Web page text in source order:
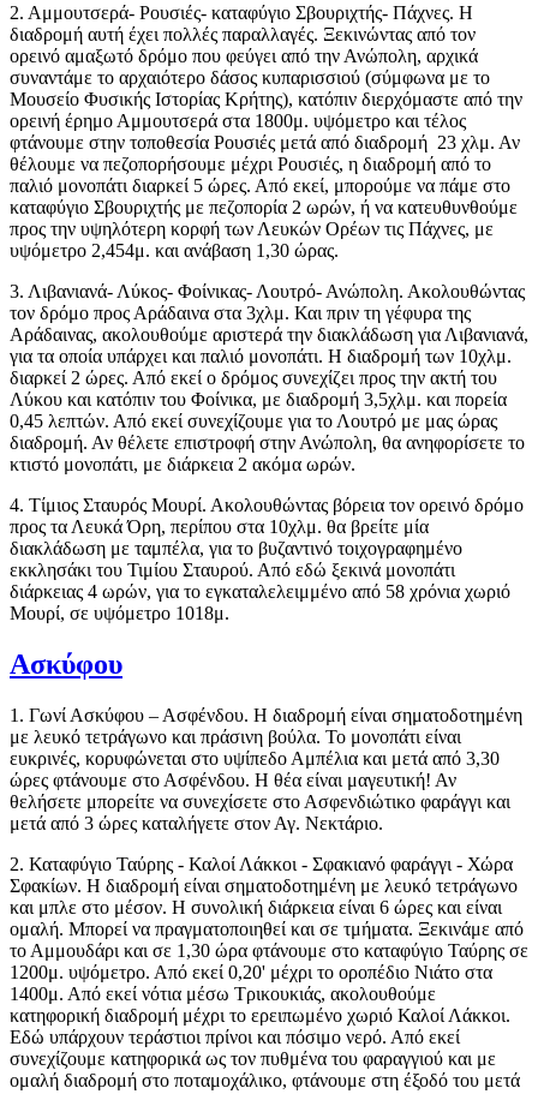
2. Αμμουτσερά- Ρουσιές- καταφύγιο Σβουριχτής- Πάχνες. Η
διαδρομή αυτή έχει πολλές παραλλαγές. Ξεκινώντας από τον
ορεινό αμαξωτό δρόμο που φεύγει από την Ανώπολη, αρχικά
συναντάμε το αρχαιότερο δάσος κυπαρισσιού (σύμφωνα με το
Μουσείο Φυσικής Ιστορίας Κρήτης), κατόπιν διερχόμαστε από την
ορεινή έρημο Αμμουτσερά στα 1800μ. υψόμετρο και τέλος
φτάνουμε στην τοποθεσία Ρουσιές μετά από διαδρομή 23 χλμ. Αν
θέλουμε να πεζοπορήσουμε μέχρι Ρουσιές, η διαδρομή από το
παλιό μονοπάτι διαρκεί 5 ώρες. Από εκεί, μπορούμε να πάμε στο
καταφύγιο Σβουριχτής με πεζοπορία 2 ωρών, ή να κατευθυνθούμε
προς την υψηλότερη κορφή των Λευκών Ορέων τις Πάχνες, με
υψόμετρο 2,454μ. και ανάβαση 1,30 ώρας.
3. Λιβανιανά- Λύκος- Φοίνικας- Λουτρό- Ανώπολη. Ακολουθώντας
τον δρόμο προς Αράδαινα στα 3χλμ. Και πριν τη γέφυρα της
Αράδαινας, ακολουθούμε αριστερά την διακλάδωση για Λιβανιανά,
για τα οποία υπάρχει και παλιό μονοπάτι. Η διαδρομή των 10χλμ.
διαρκεί 2 ώρες. Από εκεί ο δρόμος συνεχίζει προς την ακτή του
Λύκου και κατόπιν του Φοίνικα, με διαδρομή 3,5χλμ. και πορεία
0,45 λεπτών. Από εκεί συνεχίζουμε για το Λουτρό με μας ώρας
διαδρομή. Αν θέλετε επιστροφή στην Ανώπολη, θα ανηφορίσετε το
κτιστό μονοπάτι, με διάρκεια 2 ακόμα ωρών.
4. Τίμιος Σταυρός Μουρί. Ακολουθώντας βόρεια τον ορεινό δρόμο
προς τα Λευκά Όρη, περίπου στα 10χλμ. θα βρείτε μία
διακλάδωση με ταμπέλα, για το βυζαντινό τοιχογραφημένο
εκκλησάκι του Τιμίου Σταυρού. Από εδώ ξεκινά μονοπάτι
διάρκειας 4 ωρών, για το εγκαταλελειμμένο από 58 χρόνια χωριό
Μουρί, σε υψόμετρο 1018μ.
Ασκύφου
1. Γωνί Ασκύφου – Ασφένδου. Η διαδρομή είναι σηματοδοτημένη
με λευκό τετράγωνο και πράσινη βούλα. Το μονοπάτι είναι
ευκρινές, κορυφώνεται στο υψίπεδο Αμπέλια και μετά από 3,30
ώρες φτάνουμε στο Ασφένδου. Η θέα είναι μαγευτική! Αν
θελήσετε μπορείτε να συνεχίσετε στο Ασφενδιώτικο φαράγγι και
μετά από 3 ώρες καταλήγετε στον Αγ. Νεκτάριο.
2. Καταφύγιο Ταύρης - Καλοί Λάκκοι - Σφακιανό φαράγγι - Χώρα
Σφακίων. Η διαδρομή είναι σηματοδοτημένη με λευκό τετράγωνο
και μπλε στο μέσον. Η συνολική διάρκεια είναι 6 ώρες και είναι
ομαλή. Μπορεί να πραγματοποιηθεί και σε τμήματα. Ξεκινάμε από
το Αμμουδάρι και σε 1,30 ώρα φτάνουμε στο καταφύγιο Ταύρης σε
1200μ. υψόμετρο. Από εκεί 0,20' μέχρι το οροπέδιο Νιάτο στα
1400μ. Από εκεί νότια μέσω Τρικουκιάς, ακολουθούμε
κατηφορική διαδρομή μέχρι το ερειπωμένο χωριό Καλοί Λάκκοι.
Εδώ υπάρχουν τεράστιοι πρίνοι και πόσιμο νερό. Από εκεί
συνεχίζουμε κατηφορικά ως τον πυθμένα του φαραγγιού και με
ομαλή διαδρομή στο ποταμοχάλικο, φτάνουμε στη έξοδό του μετά